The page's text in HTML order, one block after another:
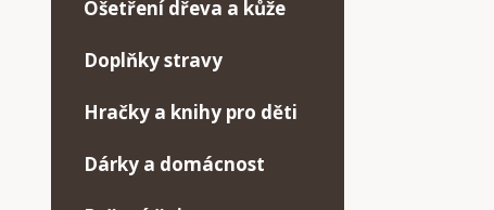
Ošetření dřeva a kůže
Doplňky stravy
Hračky a knihy pro děti
Dárky a domácnost